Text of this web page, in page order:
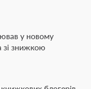
у новому
зі знижкою